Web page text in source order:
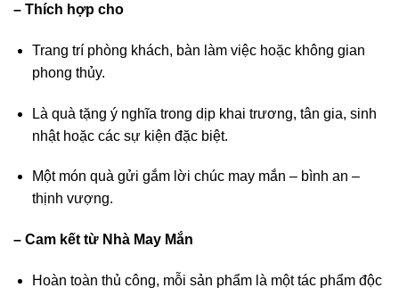
– Thích hợp cho
Trang trí phòng khách, bàn làm việc hoặc không gian
phong thủy.
Là quà tặng ý nghĩa trong dịp khai trương, tân gia, sinh
nhật hoặc các sự kiện đặc biệt.
Một món quà gửi gắm lời chúc may mắn – bình an –
thịnh vượng.
– Cam kết từ Nhà May Mắn
Hoàn toàn thủ công, mỗi sản phẩm là một tác phẩm độc